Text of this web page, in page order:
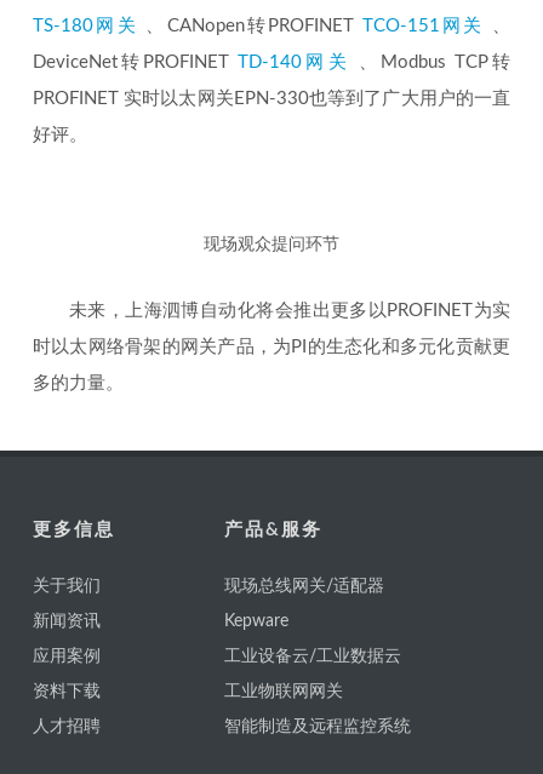
TS-180网关
、CANopen转PROFINET TCO-151网关
、
DeviceNet转PROFINET
TD-140网关
、Modbus TCP转
PROFINET 实时以太网关EPN-330也等到了广大用户的一直
好评。
现场观众提问环节
未来，上海泗博自动化将会推出更多以PROFINET为实
时以太网络骨架的网关产品，为PI的生态化和多元化贡献更
多的力量。
更多信息
关于我们
新闻资讯
应用案例
资料下载
人才招聘
产品&服务
现场总线网关/适配器
Kepware
工业设备云/工业数据云
工业物联网网关
智能制造及远程监控系统